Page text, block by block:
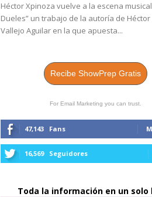
Héctor Xpinoza vuelve a la escena
Dueles” un trabajo de la autoría de Héctor
Vallejo Aguilar en la que apuesta...
Recibe ShowPrep Gratis
For Email Marketing you can trust.
47,143 Fans
16,569 Seguidores
Toda la información en un solo